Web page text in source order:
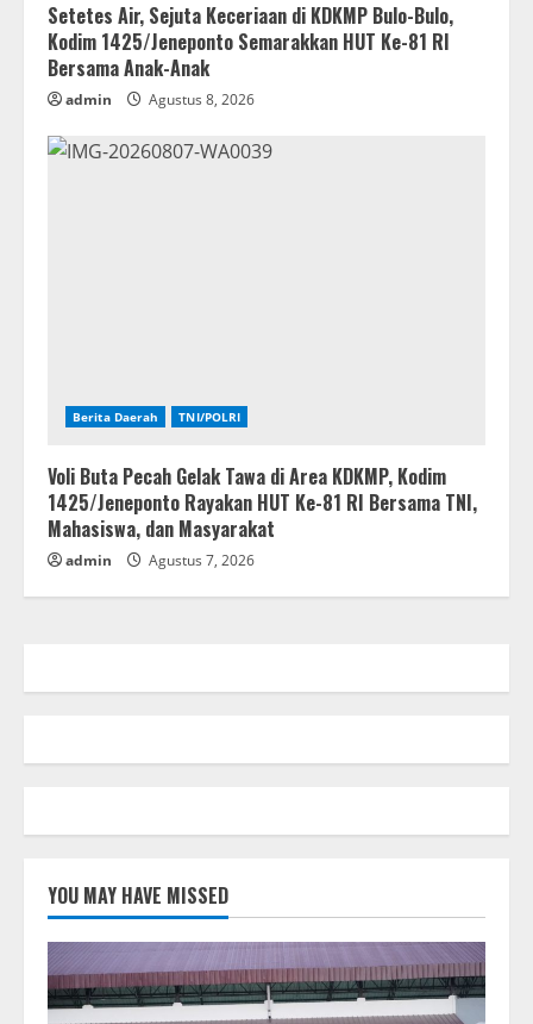
Setetes Air, Sejuta Keceriaan di KDKMP Bulo-Bulo,
Kodim 1425/Jeneponto Semarakkan HUT Ke-81 RI
Bersama Anak-Anak
admin Agustus 8, 2026
Berita Daerah TNI/POLRI
Voli Buta Pecah Gelak Tawa di Area KDKMP, Kodim
1425/Jeneponto Rayakan HUT Ke-81 RI Bersama TNI,
Mahasiswa, dan Masyarakat
admin Agustus 7, 2026
YOU MAY HAVE MISSED